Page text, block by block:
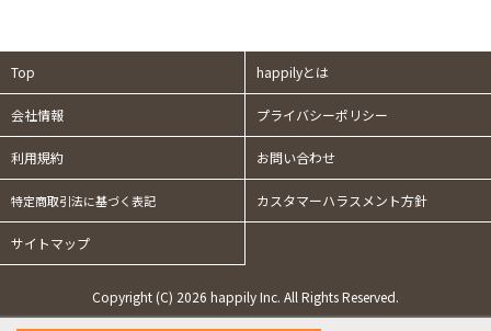
Top happilyとは
会社情報 プライバシーポリシー
利用規約 お問い合わせ
特定商取引法に基づく表記 カスタマーハラスメント方針
サイトマップ
Copyright (C) 2026 happily Inc. All Rights Reserved.